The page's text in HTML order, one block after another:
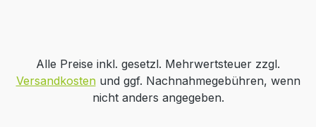
Alle Preise inkl. gesetzl. Mehrwertsteuer zzgl.
Versandkostenund ggf. Nachnahmegebühren, wenn
nicht anders angegeben.
Gut lesbare Schrift Großer Cursor